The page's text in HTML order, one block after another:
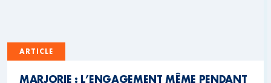
ARTICLE
MARJORIE : L’ENGAGEMENT MÊME PENDANT